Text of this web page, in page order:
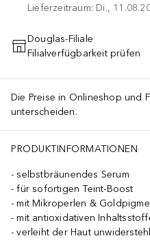
Lieferzeitraum: Di.,
IN DEN
Douglas-Filiale
Filialverfügbarkeit prüfen
Die Preise in Onlineshop und
unterscheiden.
PRODUKTINFORMATIONEN
selbstbräunendes Serum
für sofortigen Teint-Boost
mit Mikroperlen &
mit antioxidativen
verleiht der Haut